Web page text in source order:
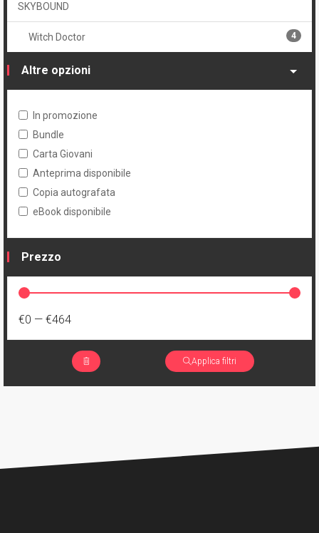
SKYBOUND
Witch Doctor 4
Altre opzioni
In promozione
Bundle
Carta Giovani
Anteprima disponibile
Copia autografata
eBook disponibile
Prezzo
€0 — €464
Applica filtri